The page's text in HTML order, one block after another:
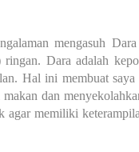
mengasuh
Dara adalah
Hal ini membuat
dan
agar memiliki